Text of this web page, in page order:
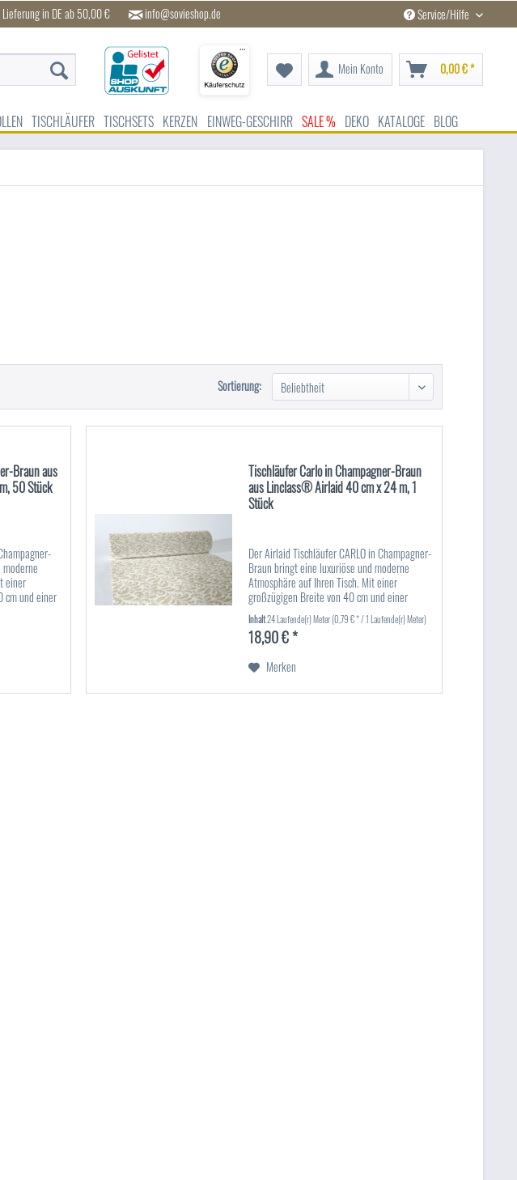
in DE ab 50,00 € info@sovieshop.de Service/Hilfe
Mein Konto 0,00 € *
TISCHLÄUFER TISCHSETS KERZEN EINWEG-GESCHIRR SALE % DEKO KATALOGE BLOG
Sortierung:
Braun aus
50 Stück
einer
cm und einer
bieten diese
Tischläufer Carlo in Champagner-Braun
aus Linclass® Airlaid 40 cm x 24 m, 1
Stück
Der Airlaid Tischläufer CARLO in Champagner-
Braun bringt eine luxuriöse und moderne
Atmosphäre auf Ihren Tisch. Mit einer
großzügigen Breite von 40 cm und einer
beeindruckenden Länge von 24 m bietet
dieser Tischläufer sowohl eine...
Inhalt24 Laufende(r) Meter(0,79 € * / 1 Laufende(r) Meter)
18,90 € *
Merken